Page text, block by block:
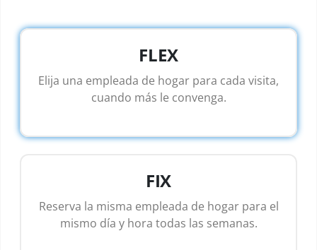
FLEX
Elija una empleada de hogar para cada visita,
cuando más le convenga.
FIX
Reserva la misma empleada de hogar para el
mismo día y hora todas las semanas.